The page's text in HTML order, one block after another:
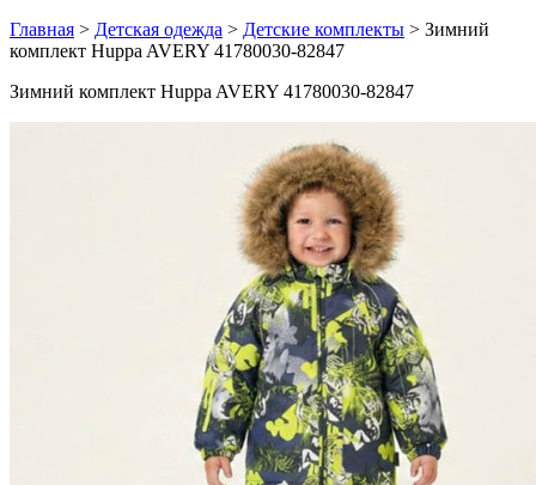
Главная > Детская одежда > Детские комплекты > Зимний
комплект Huppa AVERY 41780030-82847
Зимний комплект Huppa AVERY 41780030-82847